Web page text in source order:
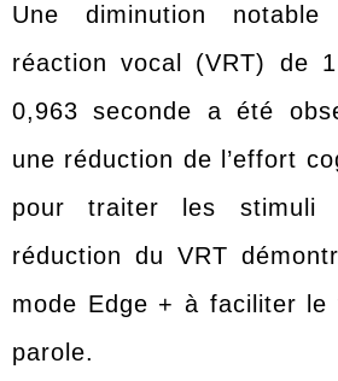
Une diminution
réaction vocal (VRT) de
0,963 seconde a été
une réduction de l’effort
pour traiter les stimuli
réduction du VRT
mode Edge + à faciliter le
parole.